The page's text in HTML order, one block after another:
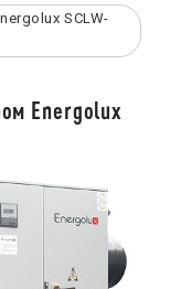
SCLW-
Energolux